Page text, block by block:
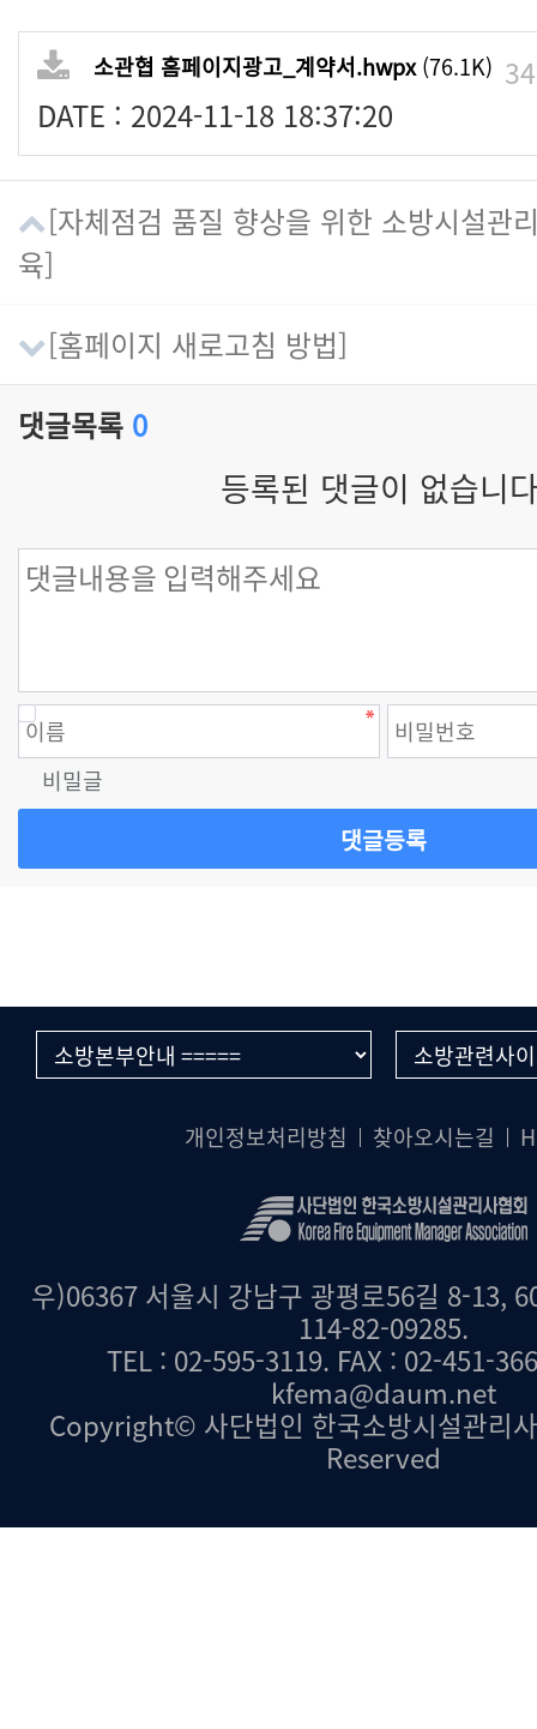
소관협 홈페이지광고_계약서.hwpx(76.1K)
DATE : 2024-11-18 18:37:20
[자체점검 품질 향상을 위한 소방시설관
육]
[홈페이지 새로고침 방법]
댓글목록 0
등록된 댓글이 없습니
비밀글
댓글등록
개인정보처리방침 찾아오시는길
우)06367 서울시 강남구 광평로56길 8-13,
114-82-09285.
TEL : 02-595-3119. FAX : 02-451-
kfema@daum.net
Copyright© 사단법인 한국소방시설관리
Reserved